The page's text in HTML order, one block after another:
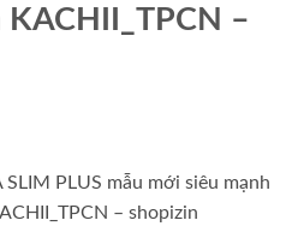
–
PLUS mẫu mới siêu mạnh
– shopizin